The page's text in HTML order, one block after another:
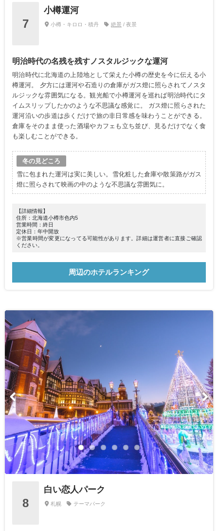
7
小樽運河
小樽・キロロ・積丹 絶景/ 夜景
明治時代の名残を残すノスタルジックな運河
明治時代に北海道の上陸地として栄えた小樽の歴史を今に伝える小
樽運河。 夕方には運河や石造りの倉庫がガス燈に照らされてノスタ
ルジックな雰囲気になる。観光船で小樽運河を巡れば明治時代にタ
イムスリップしたかのような不思議な感覚に。 ガス燈に照らされた
運河沿いの歩道は歩くだけで旅の非日常感を味わうことができる。
倉庫をそのまま使った酒場やカフェも立ち並び、見るだけでなく食
も楽しむことができる。
冬の見どころ
雪に包まれた運河は実に美しい。雪化粧した倉庫や散策路がガス
燈に照らされて映画の中のような不思議な雰囲気に。
【詳細情報】
住所：北海道小樽市色内5
営業時間：終日
定休日：年中開放
※営業時間が変更になってる可能性があります。詳細は運営者に直接ご確認
ください。
周辺のホテルランキング
8
白い恋人パーク
札幌 テーマパーク